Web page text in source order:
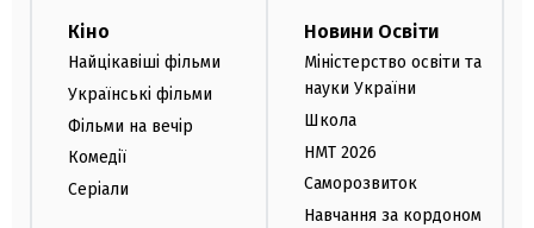
Кіно
Найцікавіші фільми
Українські фільми
Фільми на вечір
Комедії
Серіали
Новини Освіти
Міністерство освіти та
науки України
Школа
НМТ 2026
Саморозвиток
Навчання за кордоном